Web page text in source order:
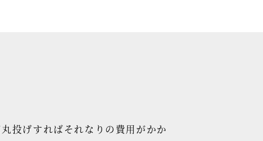
投げすればそれなりの費用がかか